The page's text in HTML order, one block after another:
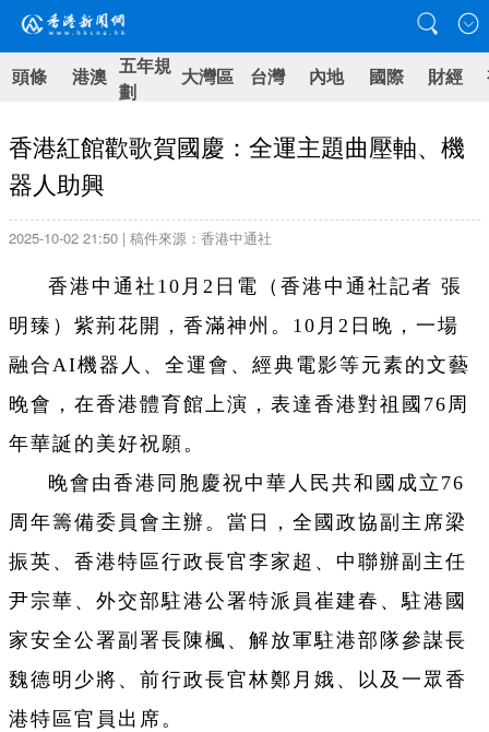
頭條 港澳 五年規
劃
大灣區 台灣 內地 國際 財經
香港紅館歡歌賀國慶：全運主題曲壓軸、機
器人助興
2025-10-02 21:50 | 稿件來源：香港中通社
香港中通社10月2日電（ 香港中通社記者 張
明臻 ） 紫荊花開，香滿神州。10月2日晚，一場
融合AI機器人、全運會、經典電影等元素的文藝
晚會，在香港體育館上演，表達香港對祖國76周
年華誕的美好祝願。
晚會由香港同胞慶祝中華人民共和國成立76
周年籌備委員會主辦。當日，全國政協副主席梁
振英、香港特區行政長官李家超、中聯辦副主任
尹宗華、外交部駐港公署特派員崔建春、駐港國
家安全公署副署長陳楓、解放軍駐港部隊參謀長
魏德明少將、前行政長官林鄭月娥、以及一眾香
港特區官員出席。